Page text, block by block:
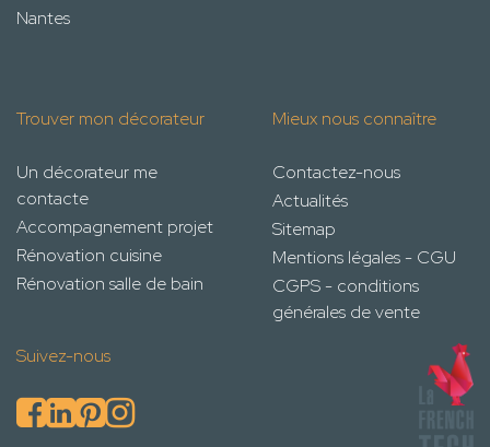
Nantes
Trouver mon décorateur
Un décorateur me
contacte
Accompagnement projet
Rénovation cuisine
Rénovation salle de bain
Mieux nous connaître
Contactez-nous
Actualités
Sitemap
Mentions légales - CGU
CGPS - conditions
générales de vente
Suivez-nous